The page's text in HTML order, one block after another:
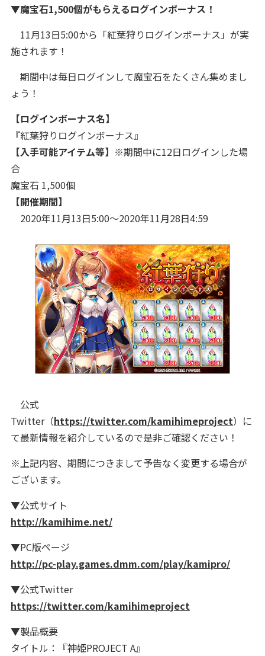
▼魔宝石1,500個がもらえるログインボーナス！
11月13日5:00から「紅葉狩りログインボーナス」が実
施されます！
期間中は毎日ログインして魔宝石をたくさん集めまし
ょう！
【ログインボーナス名】
『紅葉狩りログインボーナス』
【入手可能アイテム等】 ※期間中に12日ログインした場
合
魔宝石 1,500個
【開催期間】
2020年11月13日5:00～2020年11月28日4:59
公式
Twitter（https://twitter.com/kamihimeproject）に
て最新情報を紹介しているので是非ご確認ください！
※上記内容、期間につきまして予告なく変更する場合が
ございます。
▼公式サイト
http://kamihime.net/
▼PC版ページ
http://pc-play.games.dmm.com/play/kamipro/
▼公式Twitter
https://twitter.com/kamihimeproject
▼製品概要
タイトル：『神姫PROJECT A』